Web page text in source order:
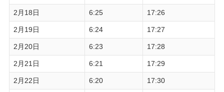
2月18日 6:25 17:26
2月19日 6:24 17:27
2月20日 6:23 17:28
2月21日 6:21 17:29
2月22日 6:20 17:30